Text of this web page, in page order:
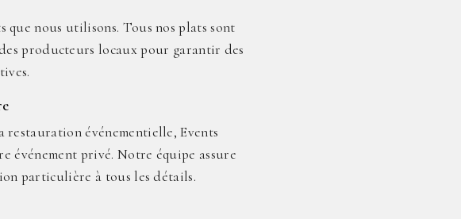
nous utilisons. Tous nos plats sont
producteurs locaux pour garantir des
restauration événementielle, Events
événement privé. Notre équipe assure
particulière à tous les détails.